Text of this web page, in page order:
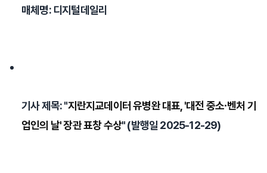
매체명: 디지털데일리
기사 제목: "지란지교데이터 유병완 대표, '대전 중소·벤처 기
업인의 날' 장관 표창 수상" (발행일 2025-12-29)